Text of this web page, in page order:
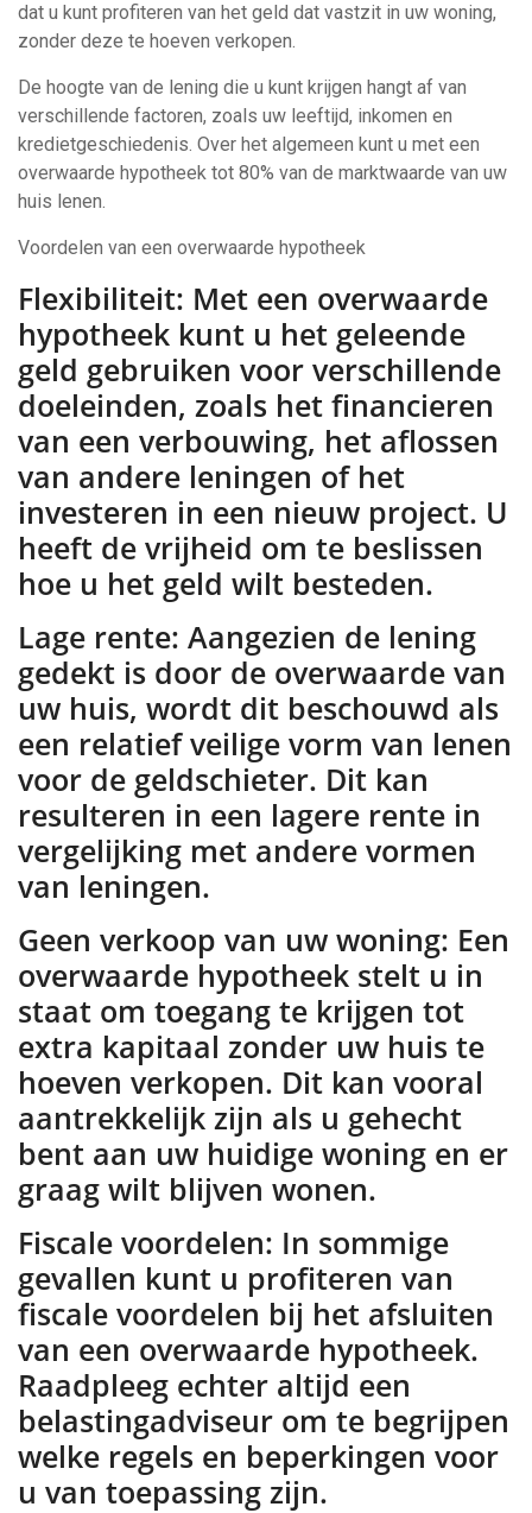
dat u kunt profiteren van het geld dat vastzit in uw woning,
zonder deze te hoeven verkopen.
De hoogte van de lening die u kunt krijgen hangt af van
verschillende factoren, zoals uw leeftijd, inkomen en
kredietgeschiedenis. Over het algemeen kunt u met een
overwaarde hypotheek tot 80% van de marktwaarde van uw
huis lenen.
Voordelen van een overwaarde hypotheek
Flexibiliteit: Met een overwaarde
hypotheek kunt u het geleende
geld gebruiken voor verschillende
doeleinden, zoals het financieren
van een verbouwing, het aflossen
van andere leningen of het
investeren in een nieuw project. U
heeft de vrijheid om te beslissen
hoe u het geld wilt besteden.
Lage rente: Aangezien de lening
gedekt is door de overwaarde van
uw huis, wordt dit beschouwd als
een relatief veilige vorm van lenen
voor de geldschieter. Dit kan
resulteren in een lagere rente in
vergelijking met andere vormen
van leningen.
Geen verkoop van uw woning: Een
overwaarde hypotheek stelt u in
staat om toegang te krijgen tot
extra kapitaal zonder uw huis te
hoeven verkopen. Dit kan vooral
aantrekkelijk zijn als u gehecht
bent aan uw huidige woning en er
graag wilt blijven wonen.
Fiscale voordelen: In sommige
gevallen kunt u profiteren van
fiscale voordelen bij het afsluiten
van een overwaarde hypotheek.
Raadpleeg echter altijd een
belastingadviseur om te begrijpen
welke regels en beperkingen voor
u van toepassing zijn.